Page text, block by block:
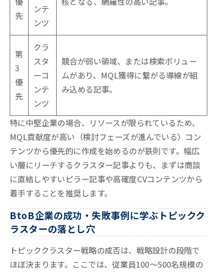
先
ンテ
ンツ
第
3
優
先
クラ
スタ
ーコ
ンテ
ンツ
競合が弱い領域、または検索ボリュー
ムがあり、MQL獲得に繋がる導線が組
み込める記事。
特に中堅企業の場合、リソースが限られているため、
MQL貢献度が高い（検討フェーズが進んでいる）コン
テンツから優先的に作成を始めるのが鉄則です。幅広
い層にリーチするクラスター記事よりも、まずは商談
に直結しやすいピラー記事や高確度CVコンテンツから
着手することを推奨します。
BtoB企業の成功・失敗事例に学ぶトピックク
ラスターの落とし穴
トピッククラスター戦略の成否は、戦略設計の段階で
ほぼ決まります。ここでは、従業員100〜500名規模の